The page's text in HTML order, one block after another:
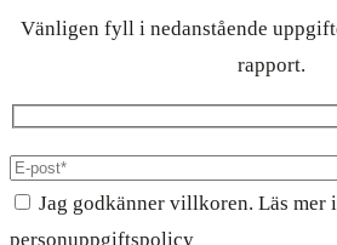
Vänligen fyll i nedanstående
rapport.
Jag godkänner villkoren. Läs mer
personuppgiftspolicy